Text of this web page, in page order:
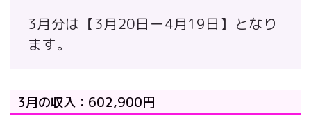
3月分は 【3月20日ー4月19日】 となり
ます。
3月の収入：602,900円